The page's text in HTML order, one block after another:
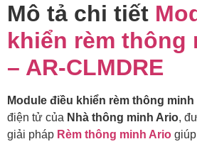
Mô tả chi tiết
khiển rèm thông
– AR-CLMDRE
Module điều khiển rèm thông minh
điện tử của Nhà thông minh Ario,
giải pháp Rèm thông minh Ario